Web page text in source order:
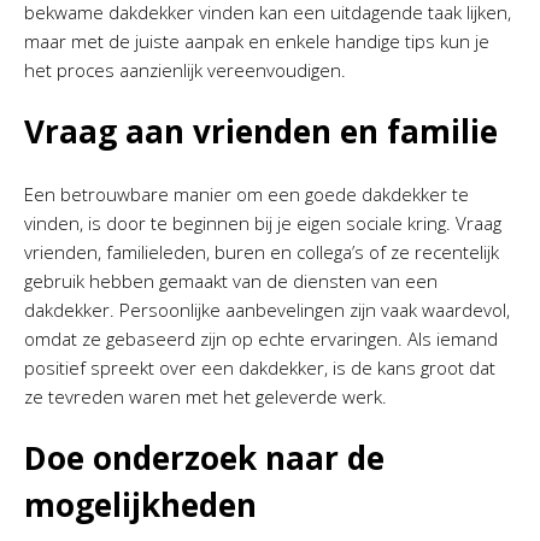
bekwame dakdekker vinden kan een uitdagende taak lijken,
maar met de juiste aanpak en enkele handige tips kun je
het proces aanzienlijk vereenvoudigen.
Vraag aan vrienden en familie
Een betrouwbare manier om een goede dakdekker te
vinden, is door te beginnen bij je eigen sociale kring. Vraag
vrienden, familieleden, buren en collega’s of ze recentelijk
gebruik hebben gemaakt van de diensten van een
dakdekker. Persoonlijke aanbevelingen zijn vaak waardevol,
omdat ze gebaseerd zijn op echte ervaringen. Als iemand
positief spreekt over een dakdekker, is de kans groot dat
ze tevreden waren met het geleverde werk.
Doe onderzoek naar de
mogelijkheden